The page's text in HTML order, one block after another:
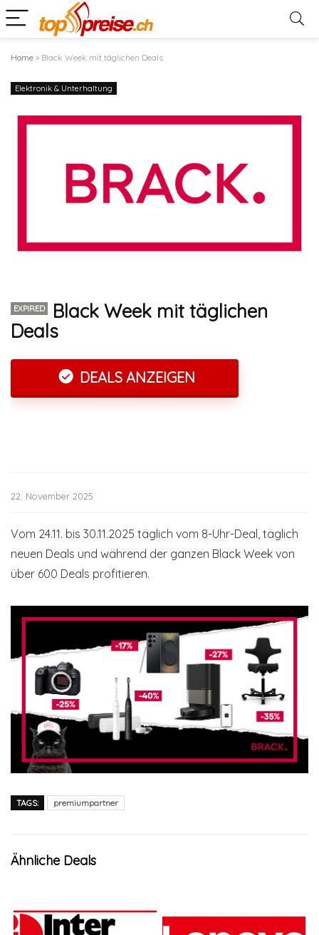
Home » Black Week mit täglichen Deals
Elektronik & Unterhaltung
EXPIRED
Black Week mit täglichen
Deals
DEALS ANZEIGEN
22. November 2025
Vom 24.11. bis 30.11.2025 täglich vom 8-Uhr-Deal, täglich
neuen Deals und während der ganzen Black Week von
über 600 Deals profitieren.
TAGS: premiumpartner
Ähnliche Deals